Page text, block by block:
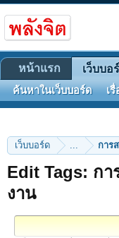
เว็บบอร์ด ... การ
Edit Tags: กา
งาน
หน้าแรก เว็บบอ
ค้นหาในเว็บบอร์ด เ